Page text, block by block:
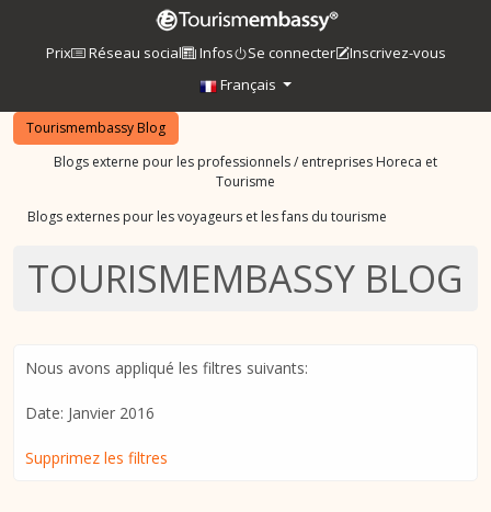
Prix Réseau social Infos Se connecter
Inscrivez-vous
Français
Tourismembassy Blog
Blogs externe pour les professionnels / entreprises Horeca et
Tourisme
Blogs externes pour les voyageurs et les fans du tourisme
TOURISMEMBASSY BLOG
Nous avons appliqué les filtres suivants:
Date: Janvier 2016
Supprimez les filtres